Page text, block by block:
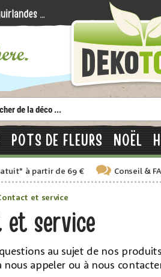
POTS DE FLEURS NOËL
* à partir de 69 € Conseil&
et service
service
questions au sujet de nos
nous appeler ou à nous